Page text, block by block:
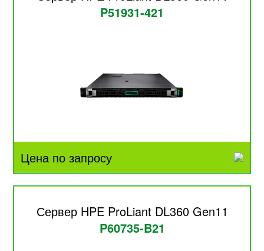
P51931-421
Цена по запросу
Сервер HPE ProLiant DL360 Gen11
P60735-B21